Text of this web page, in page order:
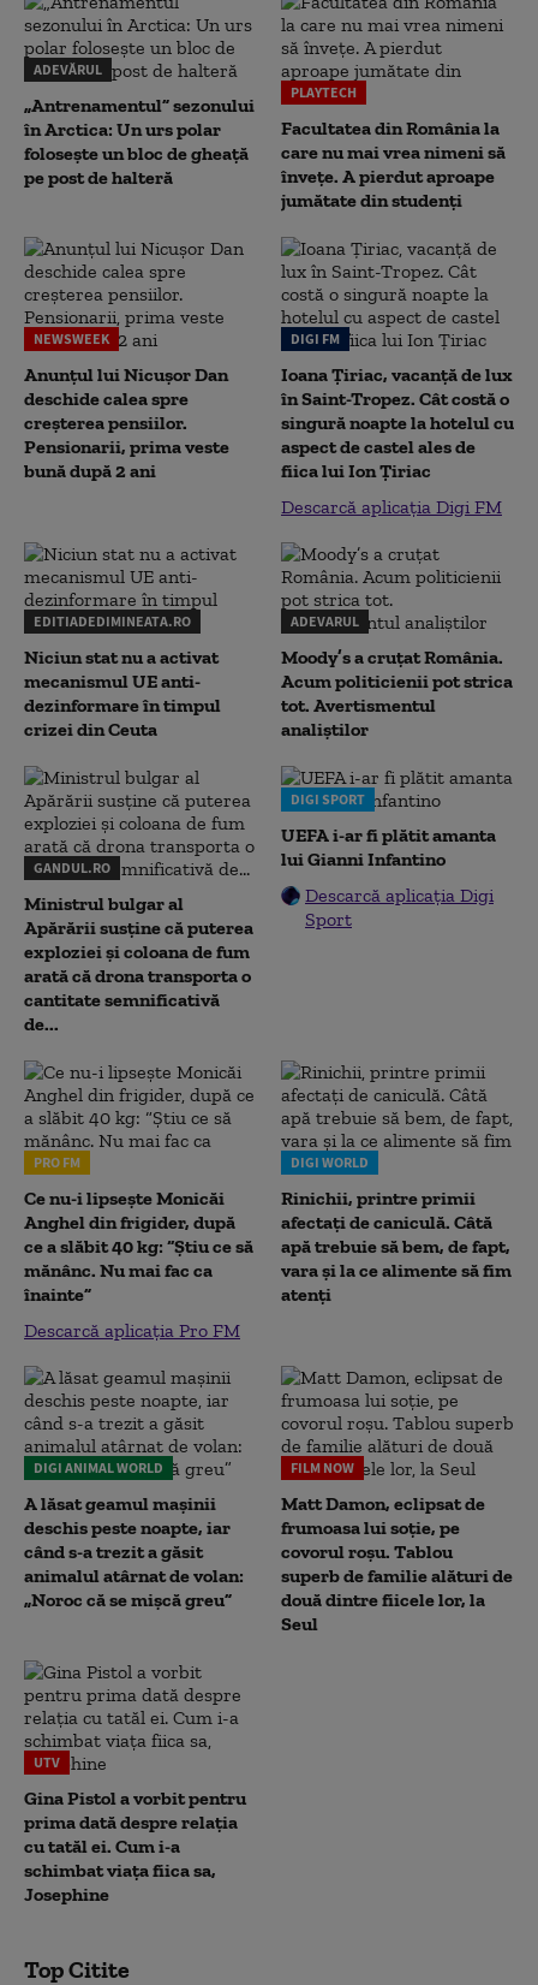
ADEVĂRUL
„Antrenamentul” sezonului
în Arctica: Un urs polar
folosește un bloc de gheață
pe post de halteră
PLAYTECH
Facultatea din România la
care nu mai vrea nimeni să
înveţe. A pierdut aproape
jumătate din studenţi
NEWSWEEK
Anunțul lui Nicușor Dan
deschide calea spre
creșterea pensiilor.
Pensionarii, prima veste
bună după 2 ani
DIGI FM
Ioana Țiriac, vacanță de lux
în Saint-Tropez. Cât costă o
singură noapte la hotelul cu
aspect de castel ales de
fiica lui Ion Țiriac
Descarcă aplicația Digi FM
EDITIADEDIMINEATA.RO
Niciun stat nu a activat
mecanismul UE anti-
dezinformare în timpul
crizei din Ceuta
ADEVARUL
Moody’s a cruțat România.
Acum politicienii pot strica
tot. Avertismentul
analiștilor
GANDUL.RO
Ministrul bulgar al
Apărării susține că puterea
exploziei și coloana de fum
arată că drona transporta o
cantitate semnificativă
de...
DIGI SPORT
UEFA i-ar fi plătit amanta
lui Gianni Infantino
Descarcă aplicația Digi
Sport
PRO FM
Ce nu-i lipsește Monicăi
Anghel din frigider, după
ce a slăbit 40 kg: “Știu ce să
mănânc. Nu mai fac ca
înainte”
Descarcă aplicația Pro FM
DIGI WORLD
Rinichii, printre primii
afectați de caniculă. Câtă
apă trebuie să bem, de fapt,
vara și la ce alimente să fim
atenți
DIGI ANIMAL WORLD
A lăsat geamul mașinii
deschis peste noapte, iar
când s-a trezit a găsit
animalul atârnat de volan:
„Noroc că se mișcă greu”
FILM NOW
Matt Damon, eclipsat de
frumoasa lui soție, pe
covorul roșu. Tablou
superb de familie alături de
două dintre fiicele lor, la
Seul
UTV
Gina Pistol a vorbit pentru
prima dată despre relația
cu tatăl ei. Cum i-a
schimbat viața fiica sa,
Josephine
Top Citite